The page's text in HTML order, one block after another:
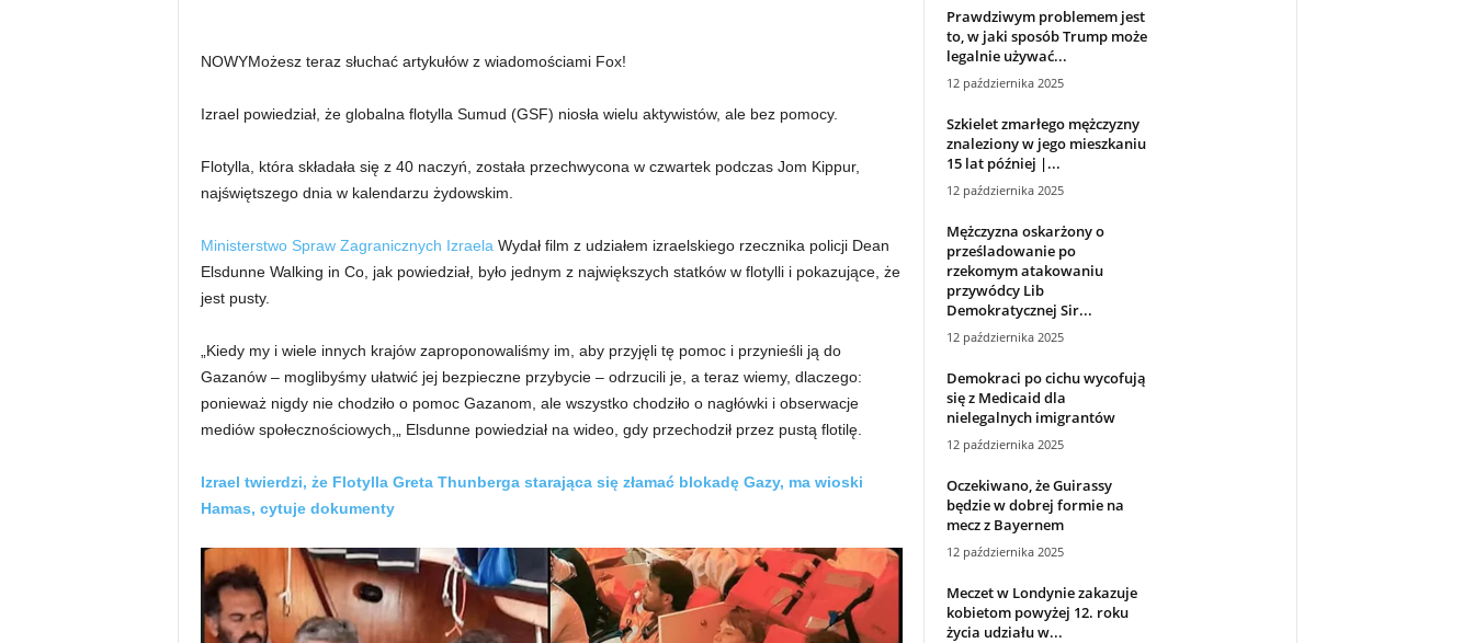
NOWYMożesz teraz słuchać artykułów z wiadomościami Fox!
Izrael powiedział, że globalna flotylla Sumud (GSF) niosła wielu aktywistów, ale bez pomocy.
Flotylla, która składała się z 40 naczyń, została przechwycona w czwartek podczas Jom Kippur,
najświętszego dnia w kalendarzu żydowskim.
Ministerstwo Spraw Zagranicznych Izraela Wydał film z udziałem izraelskiego rzecznika policji Dean
Elsdunne Walking in Co, jak powiedział, było jednym z największych statków w flotylli i pokazujące, że
jest pusty.
„Kiedy my i wiele innych krajów zaproponowaliśmy im, aby przyjęli tę pomoc i przynieśli ją do
Gazanów – moglibyśmy ułatwić jej bezpieczne przybycie – odrzucili je, a teraz wiemy, dlaczego:
ponieważ nigdy nie chodziło o pomoc Gazanom, ale wszystko chodziło o nagłówki i obserwacje
mediów społecznościowych,„ Elsdunne powiedział na wideo, gdy przechodził przez pustą flotilę.
Izrael twierdzi, że Flotylla Greta Thunberga starająca się złamać blokadę Gazy, ma wioski
Hamas, cytuje dokumenty
Prawdziwym problemem jest
to, w jaki sposób Trump może
legalnie używać...
12 października 2025
Szkielet zmarłego mężczyzny
znaleziony w jego mieszkaniu
15 lat później |...
12 października 2025
Mężczyzna oskarżony o
prześladowanie po
rzekomym atakowaniu
przywódcy Lib
Demokratycznej Sir...
12 października 2025
Demokraci po cichu wycofują
się z Medicaid dla
nielegalnych imigrantów
12 października 2025
Oczekiwano, że Guirassy
będzie w dobrej formie na
mecz z Bayernem
12 października 2025
Meczet w Londynie zakazuje
kobietom powyżej 12. roku
życia udziału w...